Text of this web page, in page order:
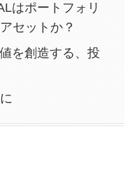
はポートフォリ
セットか？
を創造する、投